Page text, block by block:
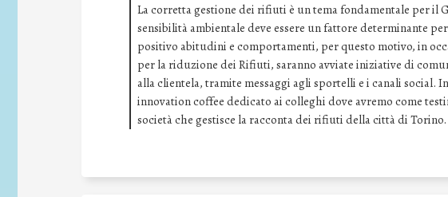
La corretta gestione dei rifiuti è un tema fondamentale per il
sensibilità ambientale deve essere un fattore determinante
positivo abitudini e comportamenti, per questo motivo, in
per la riduzione dei Rifiuti, saranno avviate iniziative di
alla clientela, tramite messaggi agli sportelli e i canali social.
innovation coffee dedicato ai colleghi dove avremo come
società che gestisce la racconta dei rifiuti della città di Torino.